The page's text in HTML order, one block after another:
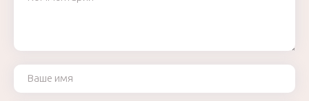
Ваше имя